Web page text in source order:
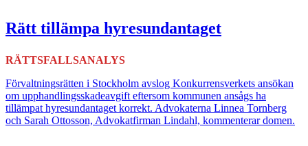
Rätt tillämpa hyresundantaget
RÄTTSFALLSANALYS
Förvaltningsrätten i Stockholm avslog Konkurrensverkets ansökan
om upphandlingsskadeavgift eftersom kommunen ansågs ha
tillämpat hyresundantaget korrekt. Advokaterna Linnea Tornberg
och Sarah Ottosson, Advokatfirman Lindahl, kommenterar domen.